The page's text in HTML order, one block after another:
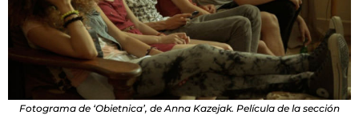
Fotograma de ‘Obietnica’, de Anna Kazejak. Película de la sección